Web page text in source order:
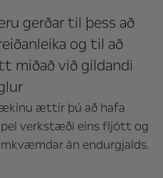
gerðar til þess að
og til að
miðað við gildandi
ættir þú að hafa
verkstæði eins fljótt og
án endurgjalds.